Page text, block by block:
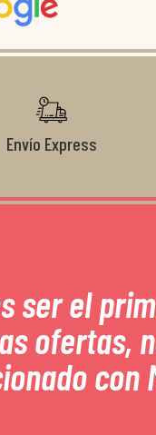
todo!
Envío Express
ser el
ofertas,
con